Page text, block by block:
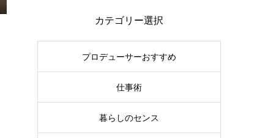
カテゴリー選択
プロデューサーおすすめ
仕事術
暮らしのセンス